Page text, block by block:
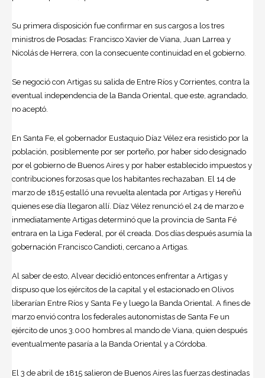
Su primera disposición fue confirmar en sus cargos a los tres
ministros de Posadas: Francisco Xavier de Viana, Juan Larrea y
Nicolás de Herrera, con la consecuente continuidad en el gobierno.
Se negoció con Artigas su salida de Entre Ríos y Corrientes, contra la
eventual independencia de la Banda Oriental, que este, agrandado,
no aceptó.
En Santa Fe, el gobernador Eustaquio Díaz Vélez era resistido por la
población, posiblemente por ser porteño, por haber sido designado
por el gobierno de Buenos Aires y por haber establecido impuestos y
contribuciones forzosas que los habitantes rechazaban. El 14 de
marzo de 1815 estalló una revuelta alentada por Artigas y Hereñú
quienes ese día llegaron allí. Díaz Vélez renunció el 24 de marzo e
inmediatamente Artigas determinó que la provincia de Santa Fé
entrara en la Liga Federal, por él creada. Dos días después asumía la
gobernación Francisco Candioti, cercano a Artigas.
Al saber de esto, Alvear decidió entonces enfrentar a Artigas y
dispuso que los ejércitos de la capital y el estacionado en Olivos
liberarían Entre Ríos y Santa Fe y luego la Banda Oriental. A fines de
marzo envió contra los federales autonomistas de Santa Fe un
ejército de unos 3.000 hombres al mando de Viana, quien después
eventualmente pasaría a la Banda Oriental y a Córdoba.
El 3 de abril de 1815 salieron de Buenos Aires las fuerzas destinadas